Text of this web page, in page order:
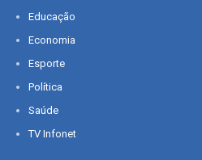
Educação
Economia
Esporte
Política
Saúde
TV Infonet